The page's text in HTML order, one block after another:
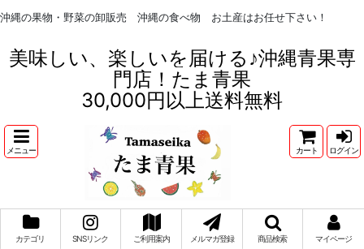
沖縄の果物・野菜の卸販売 沖縄の食べ物 お土産はお任せ下さい！
美味しい、楽しいを届ける♪沖縄青果専
門店！たま青果
30,000円以上送料無料
メニュー カート ログイン
カテゴリ SNSリンク ご利用案内 メルマガ登録 商品検索 マイページ